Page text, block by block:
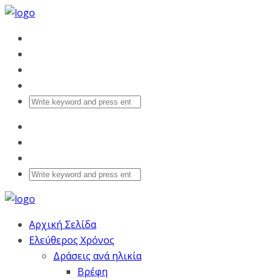
Αρχική Σελίδα
Ελεύθερος Χρόνος
Δράσεις ανά ηλικία
Βρέφη